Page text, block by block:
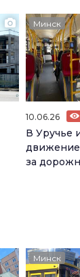
Минск
10.06.26
В Уручье
движение
за
Минск